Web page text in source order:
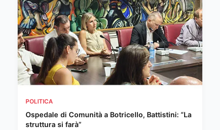
POLITICA
Ospedale di Comunità a Botricello, Battistini: “La
struttura si farà”